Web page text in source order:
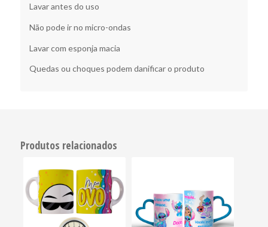
Lavar antes do uso
Não pode ir no micro-ondas
Lavar com esponja macia
Quedas ou choques podem danificar o produto
Produtos relacionados